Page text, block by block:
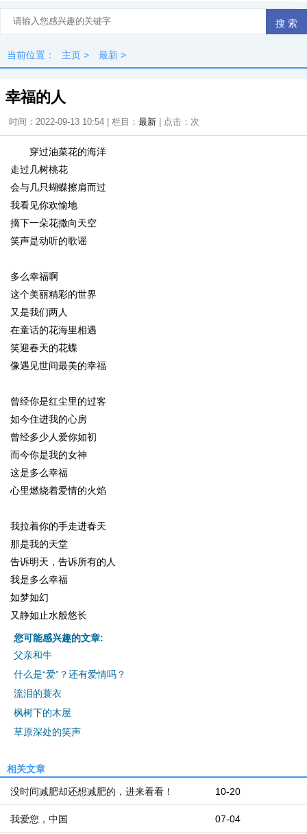
当前位置： 主页 > 最新 >
幸福的人
时间：2022-09-13 10:54 | 栏目： 最新 | 点击： 次
穿过油菜花的海洋
走过几树桃花
会与几只蝴蝶擦肩而过
我看见你欢愉地
摘下一朵花撒向天空
笑声是动听的歌谣
多么幸福啊
这个美丽精彩的世界
又是我们两人
在童话的花海里相遇
笑迎春天的花蝶
像遇见世间最美的幸福
曾经你是红尘里的过客
如今住进我的心房
曾经多少人爱你如初
而今你是我的女神
这是多么幸福
心里燃烧着爱情的火焰
我拉着你的手走进春天
那是我的天堂
告诉明天，告诉所有的人
我是多么幸福
如梦如幻
又静如止水般悠长
您可能感兴趣的文章:
父亲和牛
什么是“爱”？还有爱情吗？
流泪的蓑衣
枫树下的木屋
草原深处的笑声
相关文章
10-20
没时间减肥却还想减肥的，进来看看！
07-04
我爱您，中国